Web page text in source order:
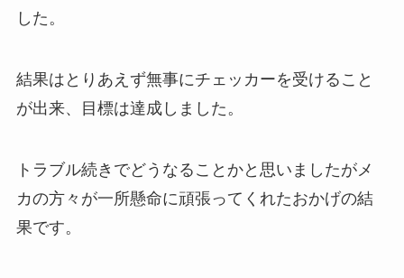
した。
結果はとりあえず無事にチェッカーを受けること
が出来、目標は達成しました。
トラブル続きでどうなることかと思いましたがメ
カの方々が一所懸命に頑張ってくれたおかげの結
果です。